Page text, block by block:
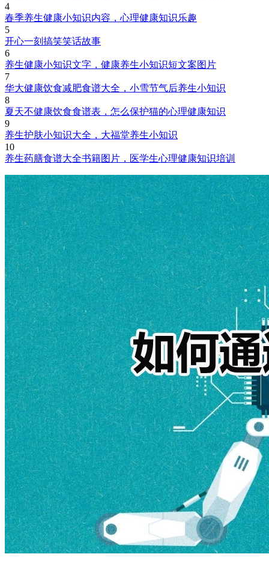
4
春季养生健康小知识内容，心理健康知识乐趣
5
开心一刻搞笑笑话故事
6
养生健康小知识文字，健康养生小知识短文案图片
7
华大健康饮食减肥食谱大全，小雪节气后养生小知识
8
夏天不健康饮食食谱表，怎么保护猫的心理健康知识
9
养生护肤小知识大全，大福堂养生小知识
10
养生药膳食谱大全书籍图片，医学生心理健康知识培训